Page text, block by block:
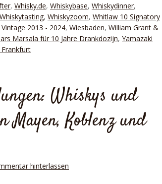
, Whisky.de, Whiskybase, Whiskydinner,
Whiskytasting, Whiskyzoom, Whitlaw 10 Signatory
2013 - 2024, Wiesbaden, William Grant &
Marsala für 10 Jahre Drankdozijn, Yamazaki
Whiskys und
Mayen, Koblenz und
hinterlassen